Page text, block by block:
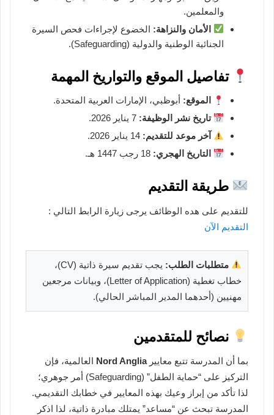
والمعلمين.
الأمان والنزاهة: الخضوع لإجراءات فحص السيرة
الجنائية الوطنية والدولية (Safeguarding).
تفاصيل الموقع والتواريخ المهمة
الموقع: أبوظبي، الإمارات العربية المتحدة.
تاريخ نشر الوظيفة: 7 يناير 2026.
آخر موعد للتقديم: 14 يناير 2026.
التاريخ الهجري: 18 رجب 1447 هـ.
طريقة التقديم
للتقديم على هده الوظائف يرجى زيارة الرابط التالي :
التقديم الآن
متطلبات الطلب:
يجب تقديم سيرة ذاتية (CV)،
خطاب تغطية (Letter of Application)، وبيانات مرجعين
مهنيين (أحدهما المدير المباشر الحالي).
نصائح للمتقدمين
بما أن المدرسة تتبع معاييرNord Anglia العالمية، فإن
التركيز على “حماية الطفل” (Safeguarding) أمر جوهري؛
لذا تأكد من إبراز وعيك بهذه المعايير في خطابك التقديمي.
المدرسة تبحث عن “مساعد” يمتلك مبادرة ذاتية، لذا اذكر